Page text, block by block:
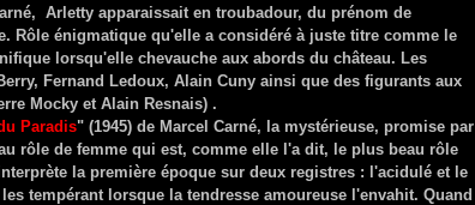
Arletty apparaissait en troubadour, du prénom de
Rôle énigmatique qu'elle a considéré à juste titre comme le
lorsqu'elle chevauche aux abords du château. Les
Fernand Ledoux, Alain Cuny ainsi que des figurants aux
Mocky et Alain Resnais) .
Paradis" (1945) de Marcel Carné, la mystérieuse, promise par
rôle de femme qui est, comme elle l'a dit, le plus beau rôle
la première époque sur deux registres : l'acidulé et le
tempérant lorsque la tendresse amoureuse l'envahit. Quand